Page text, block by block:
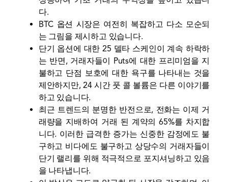
다.
BTC 옵션 시장은 여전히 ​​복잡하고 다소 모순되
는 그림을 제시하고 있습니다.
단기 옵션에 대한 25 델타 스케인이 계속 하락하
는 반면, 거래자들이 Puts에 대한 프리미엄을 지
불하고 단점 보호에 대한 욕구를 나타내는 것을
제안하지만, 24 시간 풋 콜 볼륨은 다른 이야기를
하고 있습니다.
최근 트렌드의 분명한 반전으로, 전화는 이제 거
래량을 지배하여 거래 된 계약의 65%를 차지합
니다. 이러한 급격한 증가는 신중한 감정에도 불
구하고 비다에도 불구하고 상당수의 거래자들이
단기 랠리를 위해 적극적으로 포지셔닝하고 있음
을 나타냅니다.